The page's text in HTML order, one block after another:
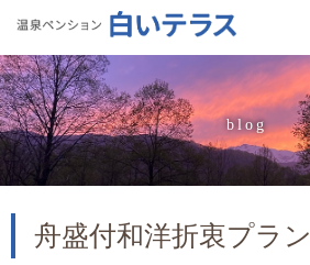
blog
舟盛付和洋折衷プラン